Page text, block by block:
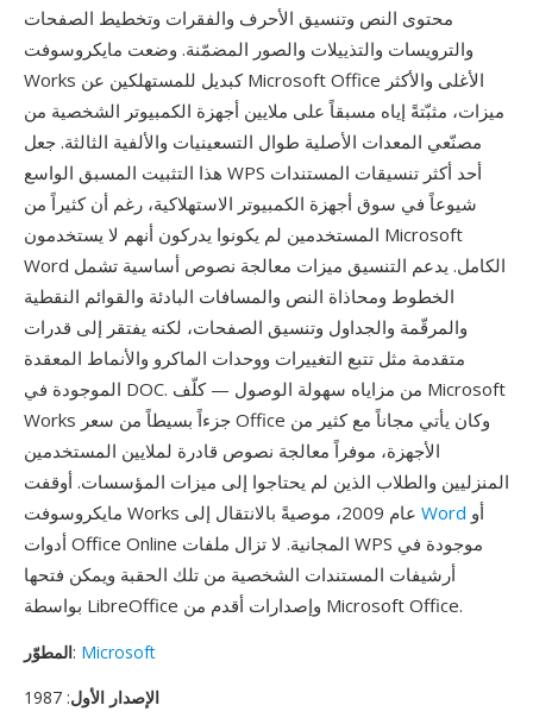
محتوى النص وتنسيق الأحرف والفقرات وتخطيط الصفحات
والترويسات والتذييلات والصور المضمّنة. وضعت مايكروسوفت
Works كبديل للمستهلكين عن Microsoft Office الأغلى والأكثر
ميزات، مثبّتةً إياه مسبقاً على ملايين أجهزة الكمبيوتر الشخصية من
مصنّعي المعدات الأصلية طوال التسعينيات والألفية الثالثة. جعل
هذا التثبيت المسبق الواسع WPS أحد أكثر تنسيقات المستندات
شيوعاً في سوق أجهزة الكمبيوتر الاستهلاكية، رغم أن كثيراً من
المستخدمين لم يكونوا يدركون أنهم لا يستخدمون Microsoft
Word الكامل. يدعم التنسيق ميزات معالجة نصوص أساسية تشمل
الخطوط ومحاذاة النص والمسافات البادئة والقوائم النقطية
والمرقّمة والجداول وتنسيق الصفحات، لكنه يفتقر إلى قدرات
متقدمة مثل تتبع التغييرات ووحدات الماكرو والأنماط المعقدة
الموجودة في DOC. من مزاياه سهولة الوصول — كلّف Microsoft
Works جزءاً بسيطاً من سعر Office وكان يأتي مجاناً مع كثير من
الأجهزة، موفراً معالجة نصوص قادرة لملايين المستخدمين
المنزليين والطلاب الذين لم يحتاجوا إلى ميزات المؤسسات. أوقفت
Word
أدوات Office Online المجانية. لا تزال ملفات WPS موجودة في
أرشيفات المستندات الشخصية من تلك الحقبة ويمكن فتحها
بواسطة LibreOffice وإصدارات أقدم من Microsoft Office.
المطوّر: Microsoft
الإصدار الأول: 1987